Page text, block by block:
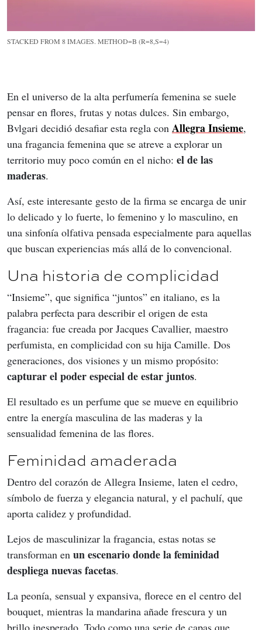
STACKED FROM 8 IMAGES. METHOD=B (R=8,S=4)
En el universo de la alta perfumería femenina se suele
pensar en flores, frutas y notas dulces. Sin embargo,
Bvlgari decidió desafiar esta regla con Allegra Insieme,
una fragancia femenina que se atreve a explorar un
territorio muy poco común en el nicho: el de las
maderas.
Así, este interesante gesto de la firma se encarga de unir
lo delicado y lo fuerte, lo femenino y lo masculino, en
una sinfonía olfativa pensada especialmente para aquellas
que buscan experiencias más allá de lo convencional.
Una historia de complicidad
“Insieme”, que significa “juntos” en italiano, es la
palabra perfecta para describir el origen de esta
fragancia: fue creada por Jacques Cavallier, maestro
perfumista, en complicidad con su hija Camille. Dos
generaciones, dos visiones y un mismo propósito:
capturar el poder especial de estar juntos.
El resultado es un perfume que se mueve en equilibrio
entre la energía masculina de las maderas y la
sensualidad femenina de las flores.
Feminidad amaderada
Dentro del corazón de Allegra Insieme, laten el cedro,
símbolo de fuerza y elegancia natural, y el pachulí, que
aporta calidez y profundidad.
Lejos de masculinizar la fragancia, estas notas se
transforman en un escenario donde la feminidad
despliega nuevas facetas.
La peonía, sensual y expansiva, florece en el centro del
bouquet, mientras la mandarina añade frescura y un
brillo inesperado. Todo como una serie de capas que